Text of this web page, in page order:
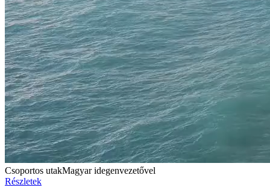
Csoportos utakMagyar idegenvezetővel
Részletek